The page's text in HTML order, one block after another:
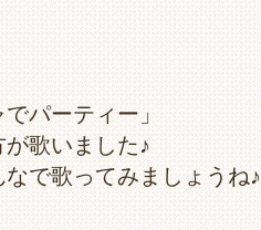
パーティー」
歌いました♪
で歌ってみましょうね♪